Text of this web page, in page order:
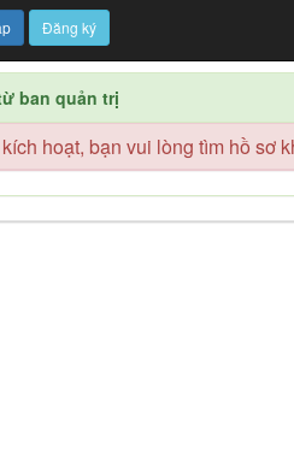
Đăng ký
ban quản trị
hoạt, bạn vui lòng tìm hồ sơ